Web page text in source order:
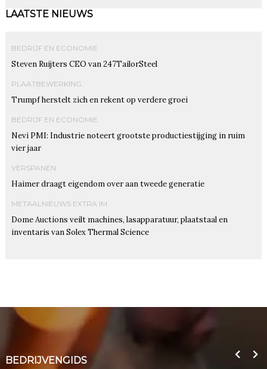
LAATSTE NIEUWS
BEDRIJF EN ECONOMIE
Steven Ruijters CEO van 247TailorSteel
PLAATBEWERKING
Trumpf herstelt zich en rekent op verdere groei
BEDRIJF EN ECONOMIE
Nevi PMI: Industrie noteert grootste productiestijging in ruim
vier jaar
VERSPANEN
Haimer draagt eigendom over aan tweede generatie
METAALNIEUWS EXTRA IM
Dome Auctions veilt machines, lasapparatuur, plaatstaal en
inventaris van Solex Thermal Science
BEDRIJVENGIDS